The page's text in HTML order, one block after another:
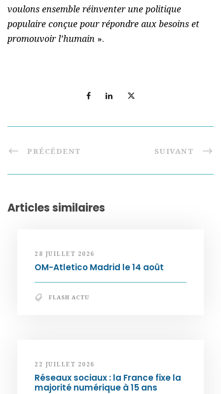
voulons ensemble réinventer une politique
populaire conçue pour répondre aux besoins et
promouvoir l’humain ».
PRÉCÉDENT SUIVANT
Articles similaires
28 JUILLET 2026
OM-Atletico Madrid le 14 août
FLASH ACTU
22 JUILLET 2026
Réseaux sociaux : la France fixe la
majorité numérique à 15 ans